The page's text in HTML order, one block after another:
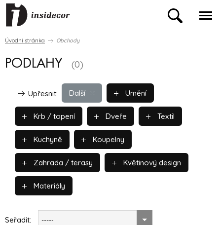
Úvodní stránka Obchody
PODLAHY (0)
Další
Upřesnit: Umění
Krb / topení Dveře Textil
Kuchyně Koupelny
Zahrada / terasy Květinový design
Materiály
Seřadit: -----